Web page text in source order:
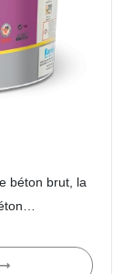
béton brut, la